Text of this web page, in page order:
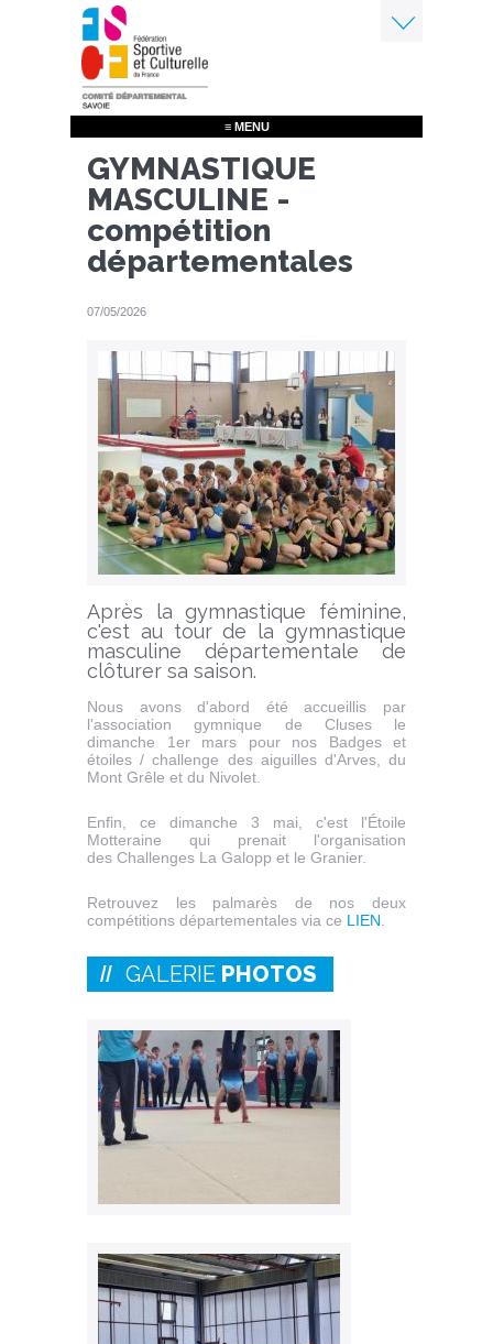
Aller
au
contenu
principal
≡ MENU
GYMNASTIQUE
MASCULINE -
compétition
départementales
07/05/2026
Après la gymnastique féminine,
c'est au tour de la gymnastique
masculine départementale de
clôturer sa saison.
Nous avons d'abord été accueillis par
l'association gymnique de Cluses le
dimanche 1er mars pour nos Badges et
étoiles / challenge des aiguilles d'Arves, du
Mont Grêle et du Nivolet.
Enfin, ce dimanche 3 mai, c'est l'Étoile
Motteraine qui prenait l'organisation
des Challenges La Galopp et le Granier.
Retrouvez les palmarès de nos deux
compétitions départementales via ce LIEN.
GALERIE PHOTOS